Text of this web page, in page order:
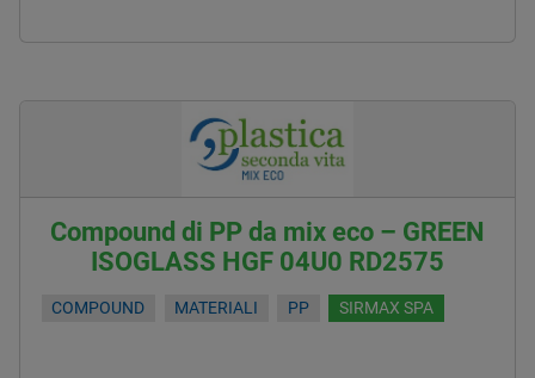
Compound di PP da mix eco – GREEN
ISOGLASS HGF 04U0 RD2575
COMPOUND MATERIALI PP SIRMAX SPA